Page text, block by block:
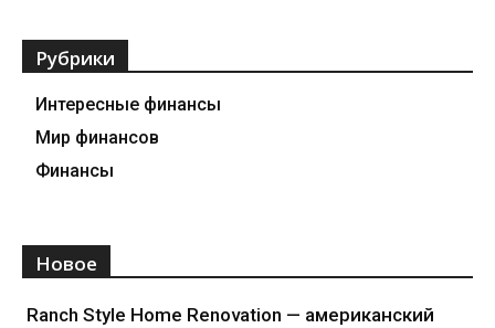
Рубрики
Интересные финансы
Мир финансов
Финансы
Новое
Ranch Style Home Renovation — американский